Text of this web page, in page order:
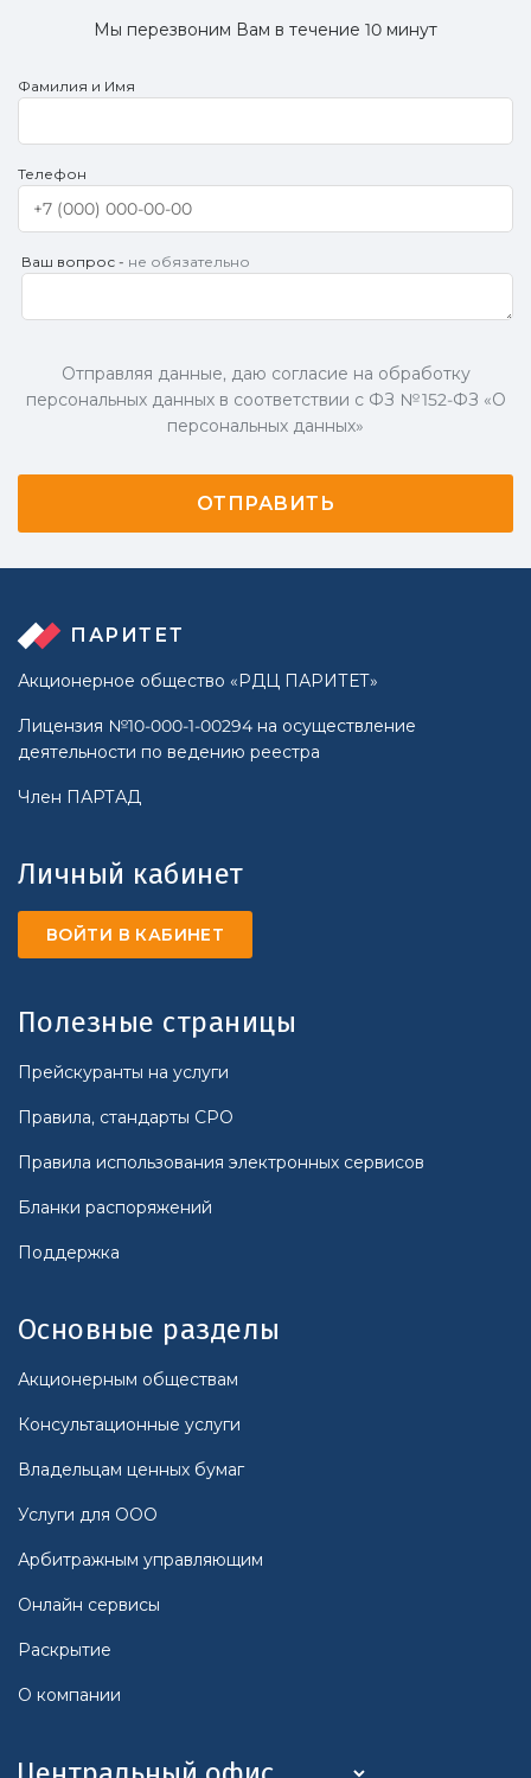
Мы перезвоним Вам в течение 10 минут
Фамилия и Имя
Телефон
Ваш вопрос - не обязательно
Отправляя данные, даю согласие на обработку
персональных данных в соответствии с ФЗ № 152-ФЗ «О
персональных данных»
ПАРИТЕТ
Акционерное общество «РДЦ ПАРИТЕТ»
Лицензия №10-000-1-00294 на осуществление
деятельности по ведению реестра
Член ПАРТАД
Личный кабинет
ВОЙТИ В КАБИНЕТ
Полезные страницы
Прейскуранты на услуги
Правила, стандарты СРО
Правила использования электронных сервисов
Бланки распоряжений
Поддержка
Основные разделы
Акционерным обществам
Консультационные услуги
Владельцам ценных бумаг
Услуги для ООО
Арбитражным управляющим
Онлайн сервисы
Раскрытие
О компании